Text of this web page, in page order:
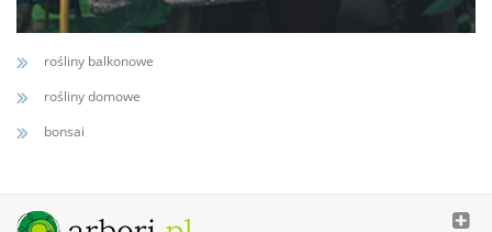
rośliny balkonowe
rośliny domowe
bonsai